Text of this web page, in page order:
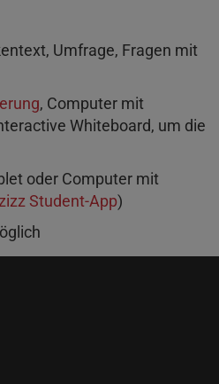
Umfrage, Fragen mit
, Computer mit
Whiteboard, um die
oder Computer mit
Student-App)